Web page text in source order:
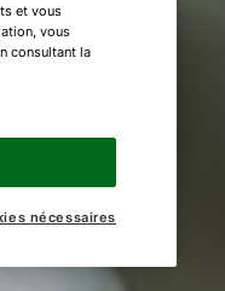
et vous
vous
consultant la
nécessaires